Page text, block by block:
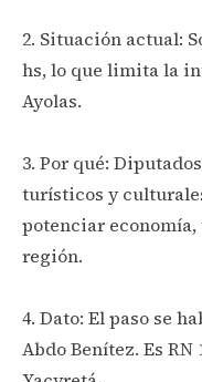
2. Situación actual:
hs, lo que limita la
Ayolas.
3. Por qué:
turísticos y
potenciar
región.
4. Dato: El paso se
Abdo Benítez. Es RN